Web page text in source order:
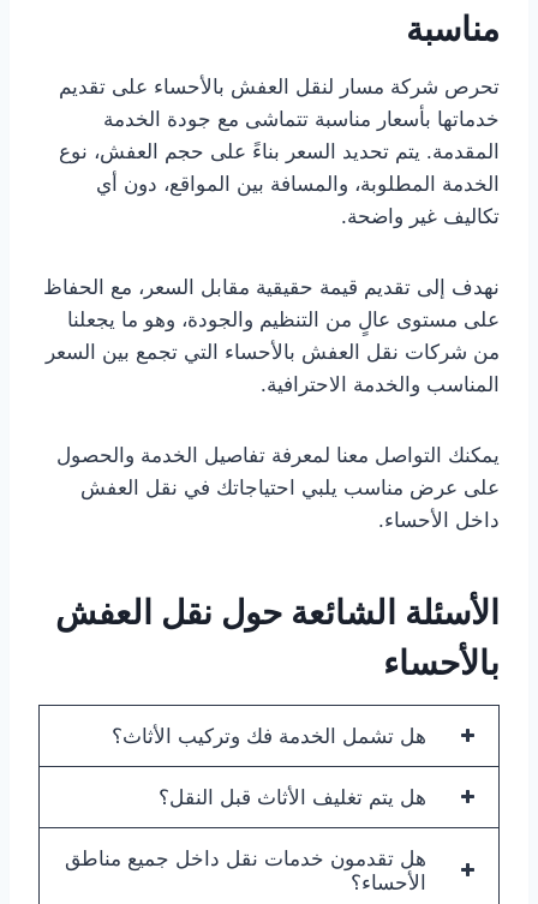
مناسبة
تحرص شركة مسار لنقل العفش بالأحساء على تقديم
خدماتها بأسعار مناسبة تتماشى مع جودة الخدمة
المقدمة. يتم تحديد السعر بناءً على حجم العفش، نوع
الخدمة المطلوبة، والمسافة بين المواقع، دون أي
تكاليف غير واضحة.
نهدف إلى تقديم قيمة حقيقية مقابل السعر، مع الحفاظ
على مستوى عالٍ من التنظيم والجودة، وهو ما يجعلنا
من شركات نقل العفش بالأحساء التي تجمع بين السعر
المناسب والخدمة الاحترافية.
يمكنك التواصل معنا لمعرفة تفاصيل الخدمة والحصول
على عرض مناسب يلبي احتياجاتك في نقل العفش
داخل الأحساء.
الأسئلة الشائعة حول نقل العفش
بالأحساء
هل تشمل الخدمة فك وتركيب الأثاث؟
هل يتم تغليف الأثاث قبل النقل؟
هل تقدمون خدمات نقل داخل جميع مناطق
الأحساء؟